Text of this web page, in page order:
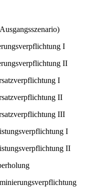
I
II
I
II
III
I
II